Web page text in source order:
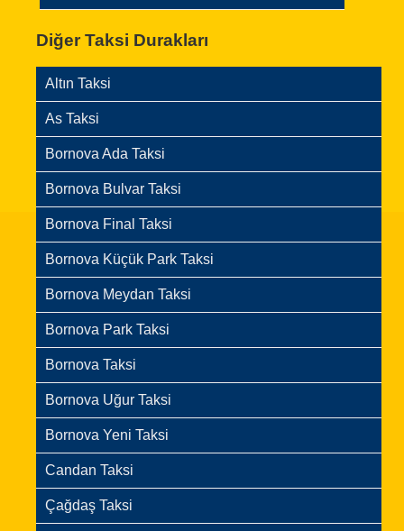
Diğer Taksi Durakları
Altın Taksi
As Taksi
Bornova Ada Taksi
Bornova Bulvar Taksi
Bornova Final Taksi
Bornova Küçük Park Taksi
Bornova Meydan Taksi
Bornova Park Taksi
Bornova Taksi
Bornova Uğur Taksi
Bornova Yeni Taksi
Candan Taksi
Çağdaş Taksi